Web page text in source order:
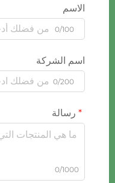
الاسم
0/100
اسم الشركة
0/200
رسالة
0/1000